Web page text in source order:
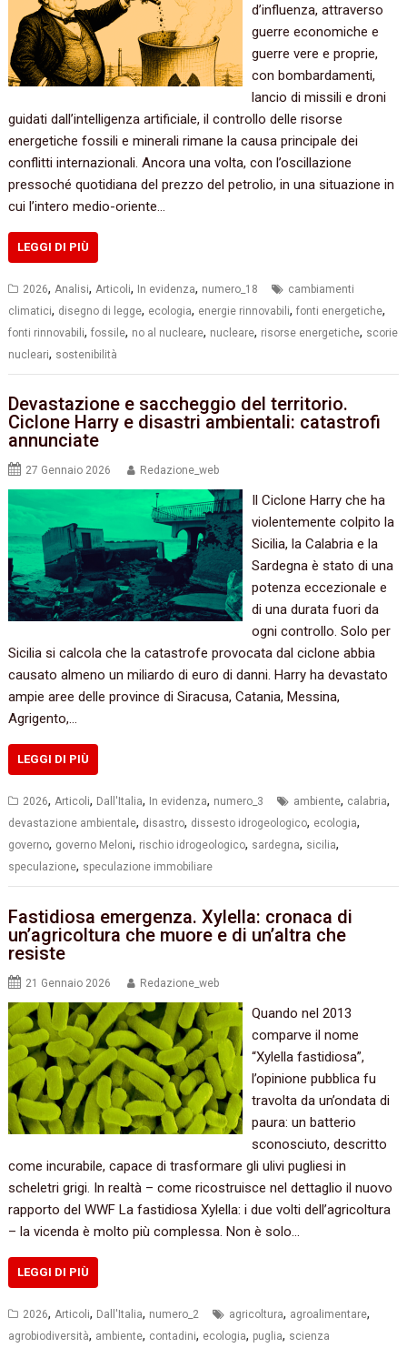
d’influenza, attraverso
guerre economiche e
guerre vere e proprie,
con bombardamenti,
lancio di missili e droni
guidati dall’intelligenza artificiale, il controllo delle risorse
energetiche fossili e minerali rimane la causa principale dei
conflitti internazionali. Ancora una volta, con l’oscillazione
pressoché quotidiana del prezzo del petrolio, in una situazione in
cui l’intero medio-oriente…
LEGGI DI PIÙ
2026, Analisi, Articoli, In evidenza, numero_18
cambiamenti
climatici, disegno di legge, ecologia, energie rinnovabili,fonti energetiche,
fonti rinnovabili,fossile, no al nucleare, nucleare, risorse energetiche, scorie
nucleari, sostenibilità
Devastazione e saccheggio del territorio.
Ciclone Harry e disastri ambientali: catastrofi
annunciate
27 Gennaio 2026 Redazione_web
Il Ciclone Harry che ha
violentemente colpito la
Sicilia, la Calabria e la
Sardegna è stato di una
potenza eccezionale e
di una durata fuori da
ogni controllo. Solo per
Sicilia si calcola che la catastrofe provocata dal ciclone abbia
causato almeno un miliardo di euro di danni. Harry ha devastato
ampie aree delle province di Siracusa, Catania, Messina,
Agrigento,…
LEGGI DI PIÙ
2026,Articoli, Dall'Italia, In evidenza, numero_3 ambiente, calabria,
devastazione ambientale, disastro, dissesto idrogeologico, ecologia,
governo, governo Meloni, rischio idrogeologico, sardegna, sicilia,
speculazione, speculazione immobiliare
Fastidiosa emergenza. Xylella: cronaca di
un’agricoltura che muore e di un’altra che
resiste
21 Gennaio 2026 Redazione_web
Quando nel 2013
comparve il nome
“Xylella fastidiosa”,
l’opinione pubblica fu
travolta da un’ondata di
paura: un batterio
sconosciuto, descritto
come incurabile, capace di trasformare gli ulivi pugliesi in
scheletri grigi. In realtà – come ricostruisce nel dettaglio il nuovo
rapporto del WWF La fastidiosa Xylella: i due volti dell’agricoltura
– la vicenda è molto più complessa. Non è solo…
LEGGI DI PIÙ
2026, Articoli, Dall'Italia, numero_2 agricoltura, agroalimentare,
agrobiodiversità, ambiente, contadini, ecologia, puglia, scienza